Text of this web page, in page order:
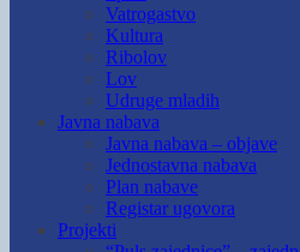
Vatrogastvo
Kultura
Ribolov
Lov
Udruge mladih
Javna nabava
Javna nabava – objave
Jednostavna nabava
Plan nabave
Registar ugovora
Projekti